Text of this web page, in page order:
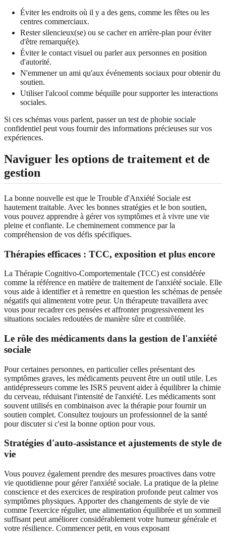
Éviter les endroits où il y a des gens, comme les fêtes ou les
centres commerciaux.
Rester silencieux(se) ou se cacher en arrière-plan pour éviter
d'être remarqué(e).
Éviter le contact visuel ou parler aux personnes en position
d'autorité.
N'emmener un ami qu'aux événements sociaux pour obtenir du
soutien.
Utiliser l'alcool comme béquille pour supporter les interactions
sociales.
Si ces schémas vous parlent, passer un test de phobie sociale
confidentiel peut vous fournir des informations précieuses sur vos
expériences.
Naviguer les options de traitement et de
gestion
La bonne nouvelle est que le Trouble d'Anxiété Sociale est
hautement traitable. Avec les bonnes stratégies et le bon soutien,
vous pouvez apprendre à gérer vos symptômes et à vivre une vie
pleine et confiante. Le cheminement commence par la
compréhension de vos défis spécifiques.
Thérapies efficaces : TCC, exposition et plus encore
La Thérapie Cognitivo-Comportementale (TCC) est considérée
comme la référence en matière de traitement de l'anxiété sociale. Elle
vous aide à identifier et à remettre en question les schémas de pensée
négatifs qui alimentent votre peur. Un thérapeute travaillera avec
vous pour recadrer ces pensées et affronter progressivement les
situations sociales redoutées de manière sûre et contrôlée.
Le rôle des médicaments dans la gestion de l'anxiété
sociale
Pour certaines personnes, en particulier celles présentant des
symptômes graves, les médicaments peuvent être un outil utile. Les
antidépresseurs comme les ISRS peuvent aider à équilibrer la chimie
du cerveau, réduisant l'intensité de l'anxiété. Les médicaments sont
souvent utilisés en combinaison avec la thérapie pour fournir un
soutien complet. Consultez toujours un professionnel de la santé
pour discuter si c'est la bonne option pour vous.
Stratégies d'auto-assistance et ajustements de style de
vie
Vous pouvez également prendre des mesures proactives dans votre
vie quotidienne pour gérer l'anxiété sociale. La pratique de la pleine
conscience et des exercices de respiration profonde peut calmer vos
symptômes physiques. Apporter des changements de style de vie
comme l'exercice régulier, une alimentation équilibrée et un sommeil
suffisant peut améliorer considérablement votre humeur générale et
votre résilience. Commencer petit, en vous exposant